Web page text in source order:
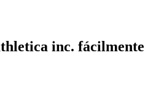
inc. fácilmente